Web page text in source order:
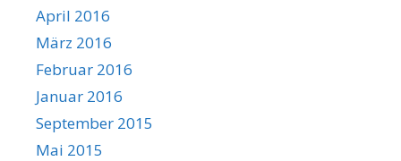
April 2016
März 2016
Februar 2016
Januar 2016
September 2015
Mai 2015